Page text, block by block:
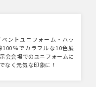
ントユニフォーム・ハッ
100％でカラフルな10色展
会会場でのユニフォームに
なく元気な印象に！